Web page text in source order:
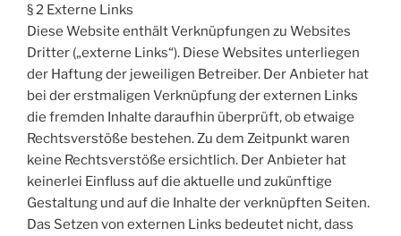
§ 2 Externe Links
Diese Website enthält Verknüpfungen zu Websites
Dritter („externe Links“). Diese Websites unterliegen
der Haftung der jeweiligen Betreiber. Der Anbieter hat
bei der erstmaligen Verknüpfung der externen Links
die fremden Inhalte daraufhin überprüft, ob etwaige
Rechtsverstöße bestehen. Zu dem Zeitpunkt waren
keine Rechtsverstöße ersichtlich. Der Anbieter hat
keinerlei Einfluss auf die aktuelle und zukünftige
Gestaltung und auf die Inhalte der verknüpften Seiten.
Das Setzen von externen Links bedeutet nicht, dass